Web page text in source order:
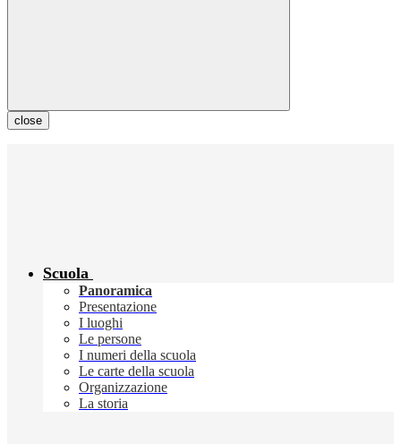
close
Scuola
Panoramica
Presentazione
I luoghi
Le persone
I numeri della scuola
Le carte della scuola
Organizzazione
La storia